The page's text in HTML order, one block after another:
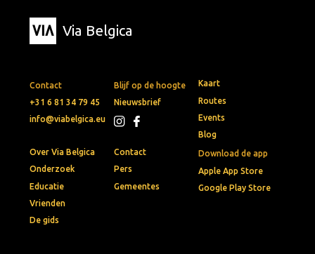
Via Belgica
Contact
+31 6 81 34 79 45
info@viabelgica.eu
Blijf op de hoogte
Nieuwsbrief
Download de app
Apple App Store
Google Play Store
Kaart
Routes
Events
Blog
Over Via Belgica
Onderzoek
Educatie
Vrienden
De gids
Contact
Pers
Gemeentes